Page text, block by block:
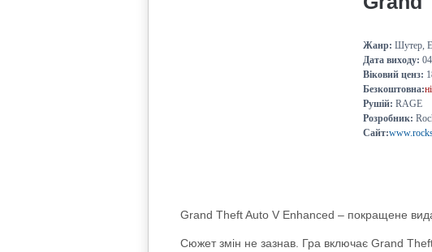
Жанр: Шутер,
Дата виходу:
Віковий ценз:
Безкоштовна:ні
Рушій: RAGE
Розробник:
Сайт:
Grand Theft Auto V Enhanced – покращене
Сюжет змін не зазнав. Гра включає Grand